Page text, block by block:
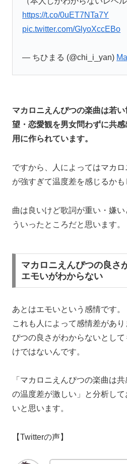
https://t.co/0uET7NTa7Y
pic.twitter.com/GlyoXccEBo
— ちひまる (@chi_i_yan)
マカロニえんぴつの楽曲は若
望・恋愛観を男女問わずに共感
用に作られています。
ですから、人によってはマカ
が強すぎて温度差を感じるかも
曲は良いけど歌詞が重い・嫌
ういったところだと思います。
マカロニえんぴつの良さ
エモいがわからない
あとはエモいという感情です。
これも人によって感情差があ
ぴつの良さがわからないとし
けではないんです。
「マカロニえんぴつの楽曲は
の温度差が激しい」と分析し
いと思います。
【Twitterの声】